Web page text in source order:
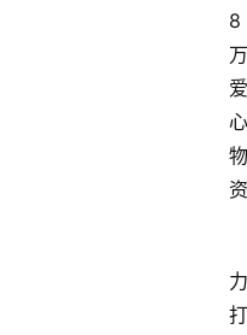
8
万
爱
心
物
资
力
打